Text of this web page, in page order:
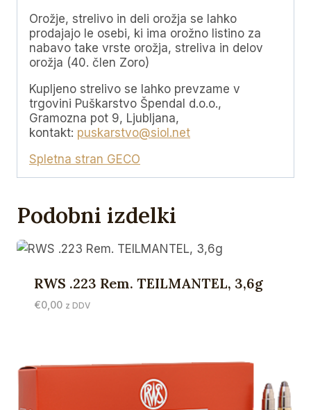
Orožje, strelivo in deli orožja se lahko
prodajajo le osebi, ki ima orožno listino za
nabavo take vrste orožja, streliva in delov
orožja (40. člen Zoro)
Kupljeno strelivo se lahko prevzame v
trgovini Puškarstvo Špendal d.o.o.,
Gramozna pot 9, Ljubljana,
kontakt: puskarstvo@siol.net
Spletna stran GECO
Podobni izdelki
RWS .223 Rem. TEILMANTEL, 3,6g
€0,00 z DDV